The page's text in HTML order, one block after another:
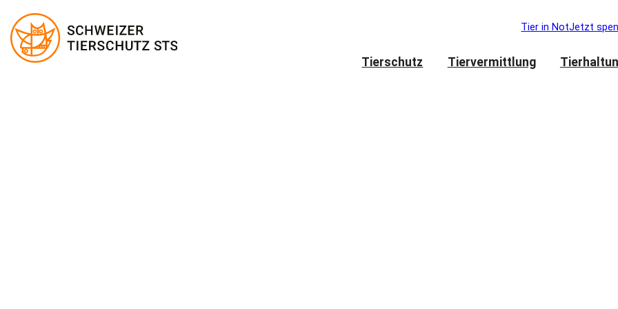
Tier in NotJetzt
Tierschutz Tiervermittlung